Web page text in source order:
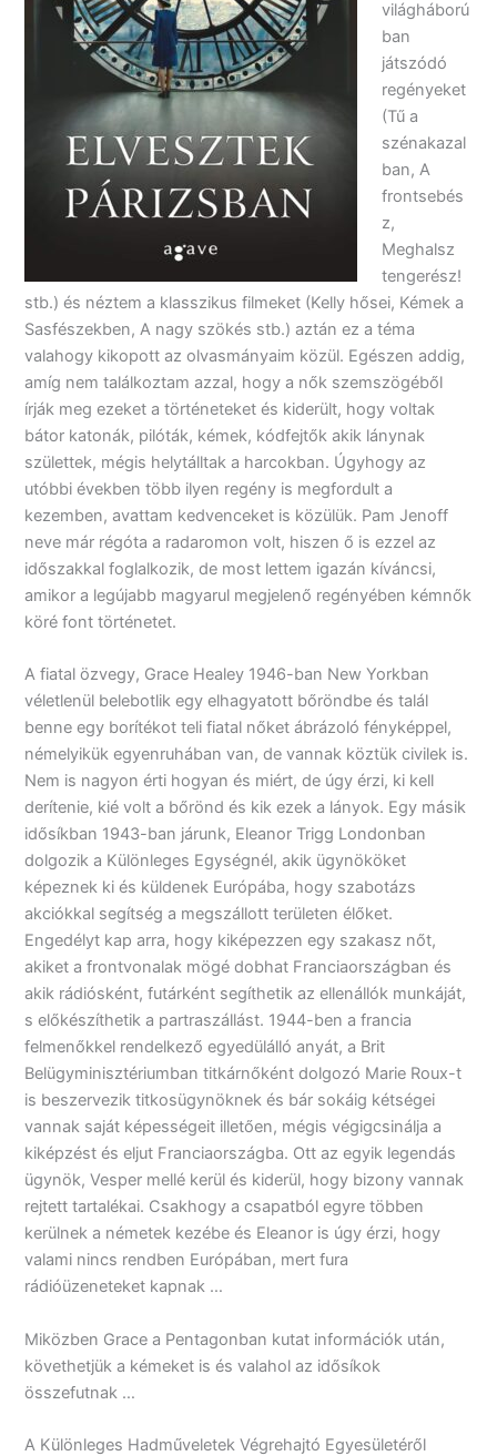
világháború
ban
játszódó
regényeket
(Tű a
szénakazal
ban, A
frontsebés
z,
Meghalsz
tengerész!
stb.) és néztem a klasszikus filmeket (Kelly hősei, Kémek a
Sasfészekben, A nagy szökés stb.) aztán ez a téma
valahogy kikopott az olvasmányaim közül. Egészen addig,
amíg nem találkoztam azzal, hogy a nők szemszögéből
írják meg ezeket a történeteket és kiderült, hogy voltak
bátor katonák, pilóták, kémek, kódfejtők akik lánynak
születtek, mégis helytálltak a harcokban. Úgyhogy az
utóbbi években több ilyen regény is megfordult a
kezemben, avattam kedvenceket is közülük. Pam Jenoff
neve már régóta a radaromon volt, hiszen ő is ezzel az
időszakkal foglalkozik, de most lettem igazán kíváncsi,
amikor a legújabb magyarul megjelenő regényében kémnők
köré font történetet.
A fiatal özvegy, Grace Healey 1946-ban New Yorkban
véletlenül belebotlik egy elhagyatott bőröndbe és talál
benne egy borítékot teli fiatal nőket ábrázoló fényképpel,
némelyikük egyenruhában van, de vannak köztük civilek is.
Nem is nagyon érti hogyan és miért, de úgy érzi, ki kell
derítenie, kié volt a bőrönd és kik ezek a lányok. Egy másik
idősíkban 1943-ban járunk, Eleanor Trigg Londonban
dolgozik a Különleges Egységnél, akik ügynököket
képeznek ki és küldenek Európába, hogy szabotázs
akciókkal segítség a megszállott területen élőket.
Engedélyt kap arra, hogy kiképezzen egy szakasz nőt,
akiket a frontvonalak mögé dobhat Franciaországban és
akik rádiósként, futárként segíthetik az ellenállók munkáját,
s előkészíthetik a partraszállást. 1944-ben a francia
felmenőkkel rendelkező egyedülálló anyát, a Brit
Belügyminisztériumban titkárnőként dolgozó Marie Roux-t
is beszervezik titkosügynöknek és bár sokáig kétségei
vannak saját képességeit illetően, mégis végigcsinálja a
kiképzést és eljut Franciaországba. Ott az egyik legendás
ügynök, Vesper mellé kerül és kiderül, hogy bizony vannak
rejtett tartalékai. Csakhogy a csapatból egyre többen
kerülnek a németek kezébe és Eleanor is úgy érzi, hogy
valami nincs rendben Európában, mert fura
rádióüzeneteket kapnak …
Miközben Grace a Pentagonban kutat információk után,
követhetjük a kémeket is és valahol az idősíkok
összefutnak …
A Különleges Hadműveletek Végrehajtó Egyesületéről